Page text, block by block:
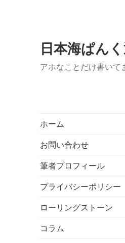
日本海ぱん
アホなことだけ書いて
ホーム
お問い合わせ
筆者プロフィール
プライバシーポリシー
ローリングストーン
コラム